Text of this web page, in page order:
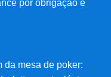
por obrigação é
da mesa de poker: